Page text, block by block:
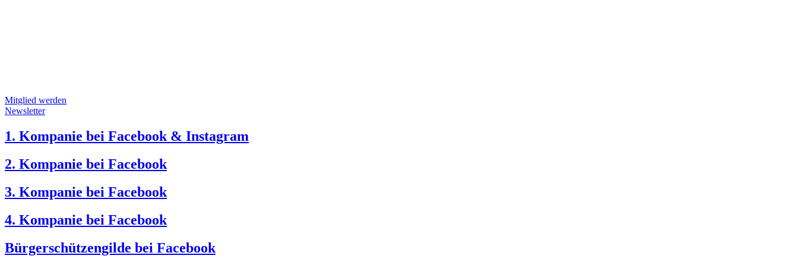
Mitglied werden
Newsletter
1. Kompanie bei Facebook & Instagram
2. Kompanie bei Facebook
3. Kompanie bei Facebook
4. Kompanie bei Facebook
Bürgerschützengilde bei Facebook